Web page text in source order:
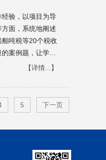
验，以项目为导
面，系统地阐述
吨税等20个税收
案例题，让学生
目实训》的同步
好的基础。本书
、贸易等财经类相
材或参考用书。
【详情...】
5 下一页